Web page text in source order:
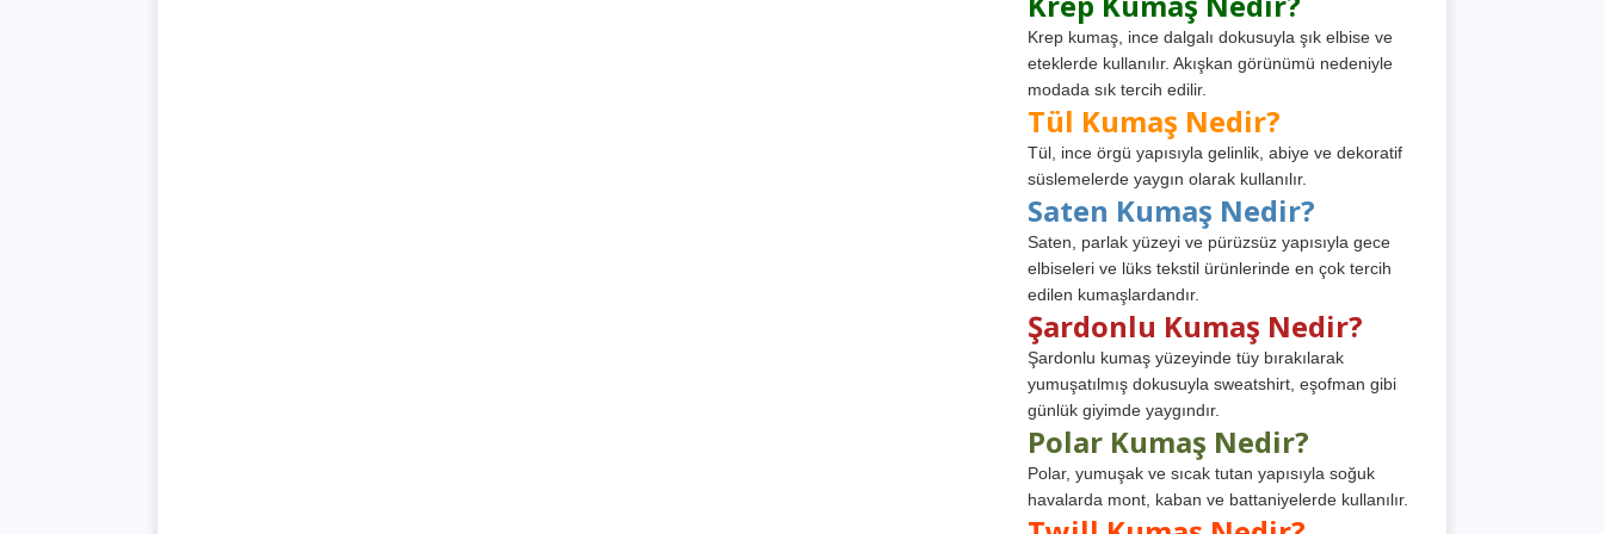
Krep kumaş, ince dalgalı dokusuyla şık elbise ve
eteklerde kullanılır. Akışkan görünümü nedeniyle
modada sık tercih edilir.
Tül Kumaş Nedir?
Tül, ince örgü yapısıyla gelinlik, abiye ve dekoratif
süslemelerde yaygın olarak kullanılır.
Saten Kumaş Nedir?
Saten, parlak yüzeyi ve pürüzsüz yapısıyla gece
elbiseleri ve lüks tekstil ürünlerinde en çok tercih
edilen kumaşlardandır.
Şardonlu Kumaş Nedir?
Şardonlu kumaş yüzeyinde tüy bırakılarak
yumuşatılmış dokusuyla sweatshirt, eşofman gibi
günlük giyimde yaygındır.
Polar Kumaş Nedir?
Polar, yumuşak ve sıcak tutan yapısıyla soğuk
havalarda mont, kaban ve battaniyelerde kullanılır.